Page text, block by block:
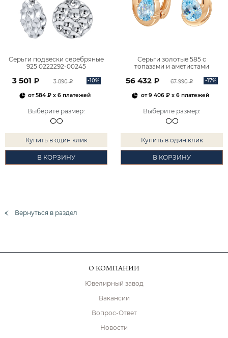
Серьги подвески серебряные
925 0222292-00245
3 501 ₽ 3 890 ₽ -10%
от584 ₽ x 6 платежей
Выберите размер:
Купить в один клик
В КОРЗИНУ
Серьги золотые 585 с
топазами и аметистами
56 432 ₽ 67 990 ₽ -17%
от9 406 ₽x 6 платежей
Выберите размер:
Купить в один клик
В КОРЗИНУ
Вернуться в раздел
О КОМПАНИИ
Ювелирный завод
Вакансии
Вопрос-Ответ
Новости